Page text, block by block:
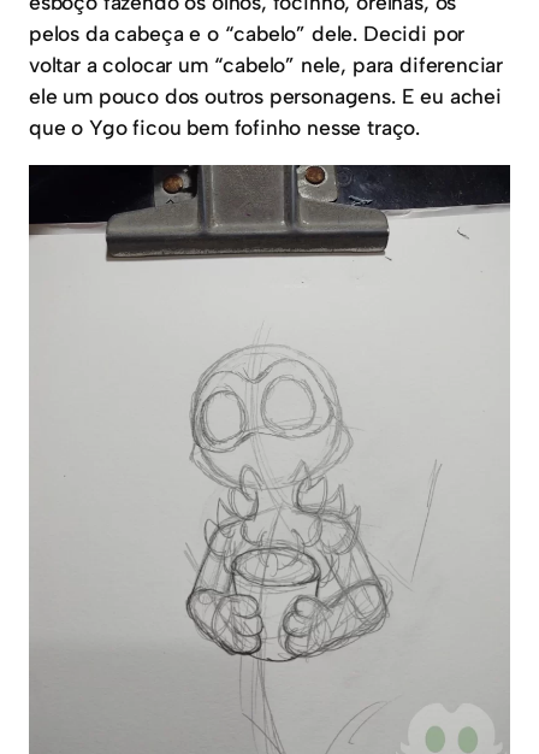
pelos da cabeça e o “cabelo” dele. Decidi por
voltar a colocar um “cabelo” nele, para diferenciar
ele um pouco dos outros personagens. E eu achei
que o Ygo ficou bem fofinho nesse traço.